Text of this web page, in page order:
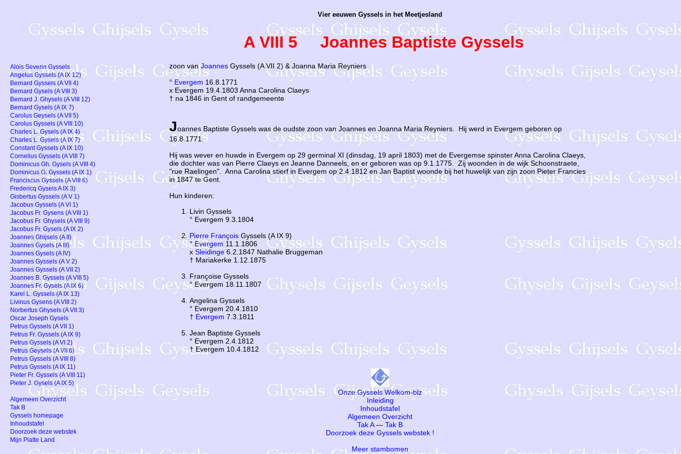
Vier eeuwen Gyssels in het Meetjesland
A VIII 5 Joannes Baptiste Gyssels
zoon vanJoannes Gyssels (A VII 2) & Joanna Maria Reyniers
°Evergem 16.8.1771
x Evergem 19.4.1803 Anna Carolina Claeys
† na 1846 in Gent of randgemeente
Joannes Baptiste Gyssels was de oudste zoon van Joannes en Joanna Maria Reyniers. Hij werd in Evergem geboren op
16.8.1771.
Hij was wever en huwde in Evergem op 29 germinal XI (dinsdag, 19 april 1803) met de Evergemse spinster Anna Carolina Claeys,
die dochter was van Pierre Claeys en Jeanne Danneels, en er geboren was op 9.1.1775. Zij woonden in de wijk Schoonstraete,
"rue Raelingen". Anna Carolina stierf in Evergem op 2.4.1812 en Jan Baptist woonde bij het huwelijk van zijn zoon Pieter Francies
in 1847 te Gent.
Hun kinderen:
Livin Gyssels
° Evergem 9.3.1804
Pierre François Gyssels (A IX 9)
°Evergem 11.1.1806
xSleidinge 6.2.1847 Nathalie Bruggeman
† Mariakerke 1.12.1875
Françoise Gyssels
° Evergem 18.11.1807
Angelina Gyssels
° Evergem 20.4.1810
† Evergem 7.3.1811
Jean Baptiste Gyssels
° Evergem 2.4.1812
† Evergem 10.4.1812
Onze Gyssels Welkom-blz
Inleiding
Inhoudstafel
Algemeen Overzicht
Tak A—Tak B
Doorzoek deze Gyssels webstek !
Meer stambomen
Alois Severin Gyssels
Angelus Gyssels (A IX 12)
Bernard Gyssels (A VII 4)
Bernard Gysels (A VIII 3)
Bernard J. Ghysels (A VIII 12)
Bernard Gysels (A IX 7)
Carolus Geysels (A VII 5)
Carolus Gyssels (A VIII 10)
Charles L. Gysels (A IX 4)
Charles L. Gysels (A IX 7)
Constant Gyssels (A IX 10)
Cornelius Gyssels (A VIII 7)
Dominicus Gh. Gysels (A VIII 4)
Dominicus G. Gyssels (A IX 1)
Franciscus Gyssels (A VIII 6)
Fredericq Gysels A IX 3)
Gisbertus Gyssels (A V 1)
Jacobus Gyssels (A VI 1)
Jacobus Fr. Gysens (A VIII 1)
Jacobus Fr. Ghysels (A VIII 9)
Jacobus Fr. Gysels (A IX 2)
Joannes Ghijsels (A II)
Joannes Gysels (A III)
Joannes Gysels (A IV)
Joannes Gyssels (A V 2)
Joannes Gyssels (A VII 2)
Joannes B. Gyssels (A VIII 5)
Joannes Fr. Gysels (A IX 6)
Karel L. Gyssels (A IX 13)
Livinus Gysens (A VIII 2)
Norbertus Ghysels (A VII 3)
Oscar Joseph Gysels
Petrus Gyssels (A VII 1)
Petrus Fr. Gyssels (A IX 9)
Petrus Gyssels (A VI 2)
Petrus Geysels (A VII 6)
Petrus Gyssels (A VIII 8)
Petrus Gyssels (A IX 11)
Pieter Fr. Gyssels (A VIII 11)
Pieter J. Gysels (A IX 5)
Algemeen Overzicht
Tak B
Gyssels homepage
Inhoudstafel
Doorzoek deze webstek
Mijn Platte Land